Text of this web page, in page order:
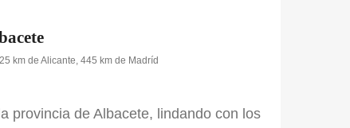
km de Alicante, 445 km de Madríd
provincia de Albacete, lindando con los